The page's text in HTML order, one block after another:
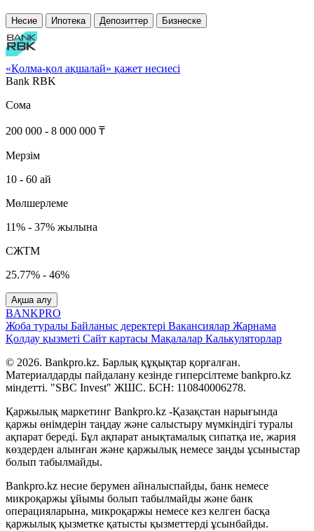
Несие Ипотека Депозиттер Бизнеске
«Қолма-қол ақшалай» қажет несиесі
Bank RBK
Сома
200 000 - 8 000 000 ₸
Мерзім
10 - 60 ай
Мөлшерлеме
11% - 37% жылына
СЖТМ
25.77% - 46%
Ақша алу
BANKPRO
Жоба туралы Байланыс деректері Вакансиялар Жарнама
Қолдау қызметі Сайт картасы Мақалалар Калькуляторлар
© 2026. Bankpro.kz. Барлық құқықтар қорғалған.
Материалдарды пайдалану кезінде гиперсілтеме bankpro.kz
міндетті. "SBC Invest" ЖШС. БСН: 110840006278.
Қаржылық маркетинг Bankpro.kz -Қазақстан нарығында
қаржы өнімдерін таңдау және салыстыру мүмкіндігі туралы
ақпарат береді. Бұл ақпарат анықтамалық сипатқа ие, жария
көздерден алынған және қаржылық немесе заңды ұсыныстар
болып табылмайды.
Bankpro.kz несие берумен айналыспайды, банк немесе
микроқаржы ұйымы болып табылмайды және банк
операцияларына, микроқаржы немесе кез келген басқа
қаржылық қызметке қатысты қызметтерді ұсынбайды.